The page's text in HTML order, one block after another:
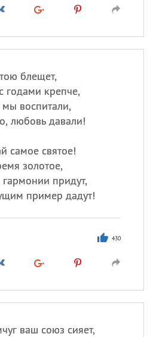
блещет,
годами крепче,
воспитали,
любовь давали!
самое святое!
золотое,
придут,
пример дадут!
430
ваш союз сияет,